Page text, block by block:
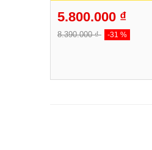
5.800.000 ₫
8.390.000 ₫ -31 %